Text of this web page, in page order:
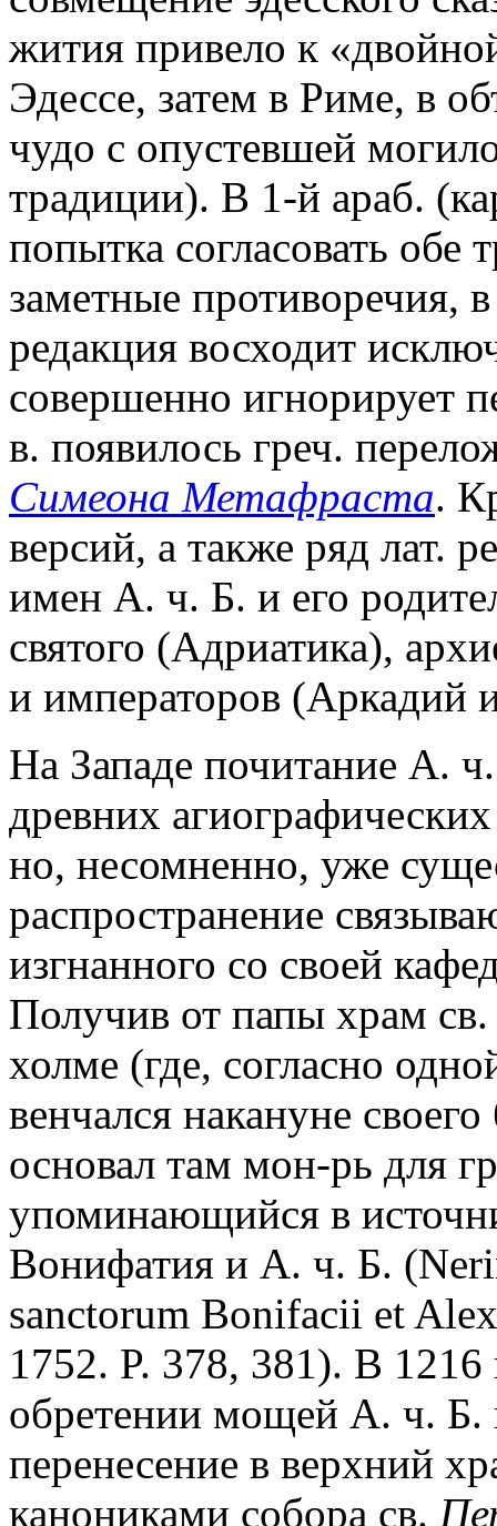
жития привело к
Эдессе, затем в Риме, в
чудо с опустевшей
традиции). В 1-й араб.
попытка согласовать обе
заметные противоречия,
редакция восходит
совершенно игнорирует
в. появилось греч.
Симеона Метафраста.
версий, а также ряд лат.
имен А. ч. Б. и его
святого (Адриатика),
и императоров (Аркадий
На Западе почитание А. ч.
древних
но, несомненно, уже
распространение
изгнанного со своей
Получив от папы храм
холме (где, согласно
венчался накануне
основал там мон-рь для
упоминающийся в
Вонифатия и А. ч. Б.
sanctorum Bonifacii et
1752. P. 378, 381). В 1216
обретении мощей А. ч. Б.
перенесение в верхний
канониками собора св.